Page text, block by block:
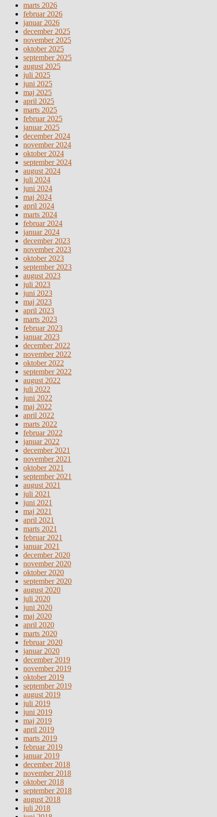
marts 2026
februar 2026
januar 2026
december 2025
november 2025
oktober 2025
september 2025
august 2025
juli 2025
juni 2025
maj 2025
april 2025
marts 2025
februar 2025
januar 2025
december 2024
november 2024
oktober 2024
september 2024
august 2024
juli 2024
juni 2024
maj 2024
april 2024
marts 2024
februar 2024
januar 2024
december 2023
november 2023
oktober 2023
september 2023
august 2023
juli 2023
juni 2023
maj 2023
april 2023
marts 2023
februar 2023
januar 2023
december 2022
november 2022
oktober 2022
september 2022
august 2022
juli 2022
juni 2022
maj 2022
april 2022
marts 2022
februar 2022
januar 2022
december 2021
november 2021
oktober 2021
september 2021
august 2021
juli 2021
juni 2021
maj 2021
april 2021
marts 2021
februar 2021
januar 2021
december 2020
november 2020
oktober 2020
september 2020
august 2020
juli 2020
juni 2020
maj 2020
april 2020
marts 2020
februar 2020
januar 2020
december 2019
november 2019
oktober 2019
september 2019
august 2019
juli 2019
juni 2019
maj 2019
april 2019
marts 2019
februar 2019
januar 2019
december 2018
november 2018
oktober 2018
september 2018
august 2018
juli 2018